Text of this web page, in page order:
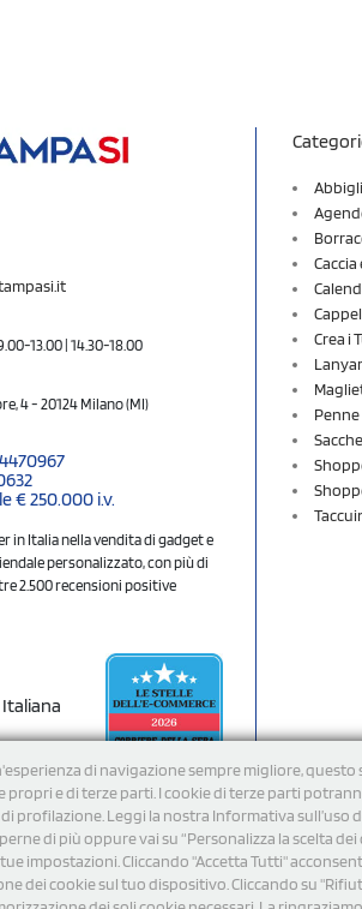
di navigazione sempre migliore, questo
propri e di terze parti. I cookie di terze parti
profilazione. Leggi la nostra Informativa sull’uso
di più oppure vai su “Personalizza la scelta dei
impostazioni. Cliccando "Accetta Tutti"
dei cookie sul tuo dispositivo. Cliccando su
13.00 | 14.30-18.00
4 - 20124 Milano (MI)
€ 250.000 i.v.
in Italia nella vendita di gadget e
personalizzato, con più di
2.500 recensioni positive
Caccia
Crea i